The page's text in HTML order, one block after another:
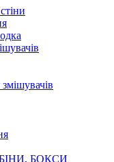
БОКСИ